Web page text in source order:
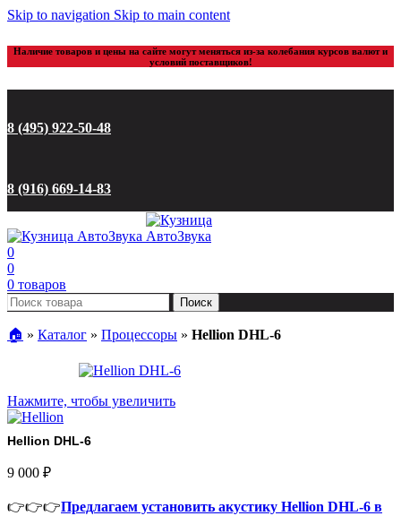
Skip to navigation Skip to main content
Наличие товаров и цены на сайте могут меняться из-за колебания курсов валют и
условий поставщиков!
8 (495) 922-50-48
8 (916) 669-14-83
0
0
0 товаров
Поиск
🏠︎ » Каталог » Процессоры » Hellion DHL-6
Нажмите, чтобы увеличить
Hellion DHL-6
9 000 ₽
👉👉👉Предлагаем установить акустику Hellion DHL-6 в